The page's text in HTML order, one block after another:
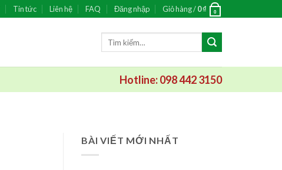
Tin tức Liên hệ FAQ Đăng nhập Giỏ hàng /0₫ 0
Hotline: 098 442 3150
BÀI VIẾT MỚI NHẤT